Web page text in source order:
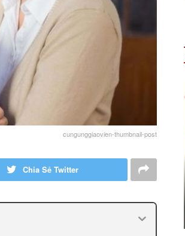
cungunggiaovien-thumbnail-post
Chia Sẻ Twitter